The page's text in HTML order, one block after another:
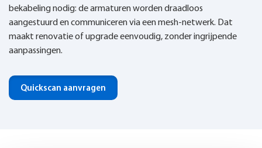
bekabeling nodig: de armaturen worden draadloos
aangestuurd en communiceren via een mesh-netwerk. Dat
maakt renovatie of upgrade eenvoudig, zonder ingrijpende
aanpassingen.
Quickscan aanvragen